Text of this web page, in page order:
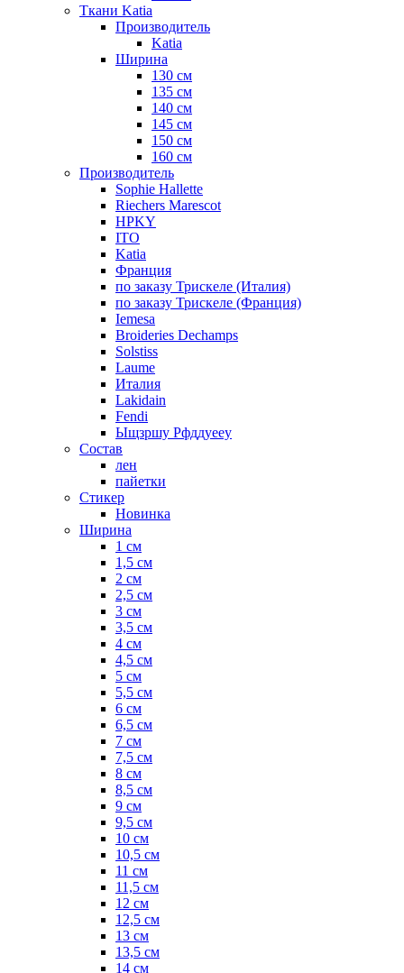
Ткани Katia
Производитель
Katia
Ширина
130 см
135 см
140 см
145 см
150 см
160 см
Производитель
Sophie Hallette
Riechers Marescot
HPKY
ITO
Katia
Франция
по заказу Трискеле (Италия)
по заказу Трискеле (Франция)
Iemesa
Broideries Dechamps
Solstiss
Laume
Италия
Lakidain
Fendi
Ыщзршу Рфддуееу
Состав
лен
пайетки
Стикер
Новинка
Ширина
1 см
1,5 см
2 см
2,5 см
3 см
3,5 см
4 см
4,5 см
5 см
5,5 см
6 см
6,5 см
7 см
7,5 см
8 см
8,5 см
9 см
9,5 см
10 см
10,5 см
11 см
11,5 см
12 см
12,5 см
13 см
13,5 см
14 см